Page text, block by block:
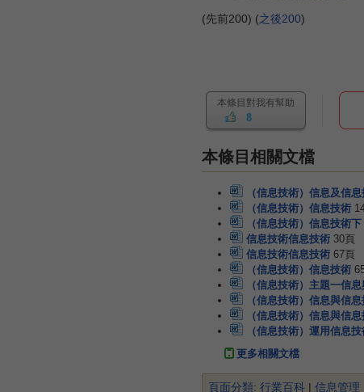
(先前200) (之後200)
本條目對我有幫助
8
本條目相關文檔
（信息技術）信息及信
（信息技術）信息技術
（信息技術）信息技術下
信息技術信息技術 30頁
信息技術信息技術 67頁
（信息技術）信息技術
（信息技術）主題一信
（信息技術）信息與信
（信息技術）信息與信
（信息技術）運用信息技
更多相關文檔
頁面分類: 行業百科 | 信息管理